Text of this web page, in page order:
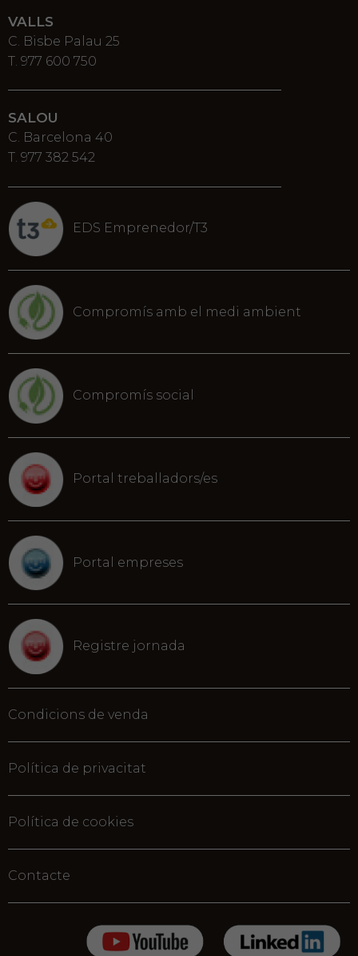
VALLS
C. Bisbe Palau 25
T. 977 600 750
SALOU
C. Barcelona 40
T. 977 382 542
EDS Emprenedor/T3
Compromís amb el medi ambient
Compromís social
Portal treballadors/es
Portal empreses
Registre jornada
Condicions de venda
Política de privacitat
Política de cookies
Contacte